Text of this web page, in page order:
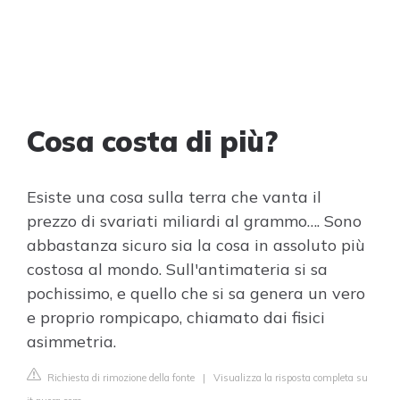
Cosa costa di più?
Esiste una cosa sulla terra che vanta il
prezzo di svariati miliardi al grammo…. Sono
abbastanza sicuro sia la cosa in assoluto più
costosa al mondo. Sull'antimateria si sa
pochissimo, e quello che si sa genera un vero
e proprio rompicapo, chiamato dai fisici
asimmetria.
Richiesta di rimozione della fonte | Visualizza la risposta completa su